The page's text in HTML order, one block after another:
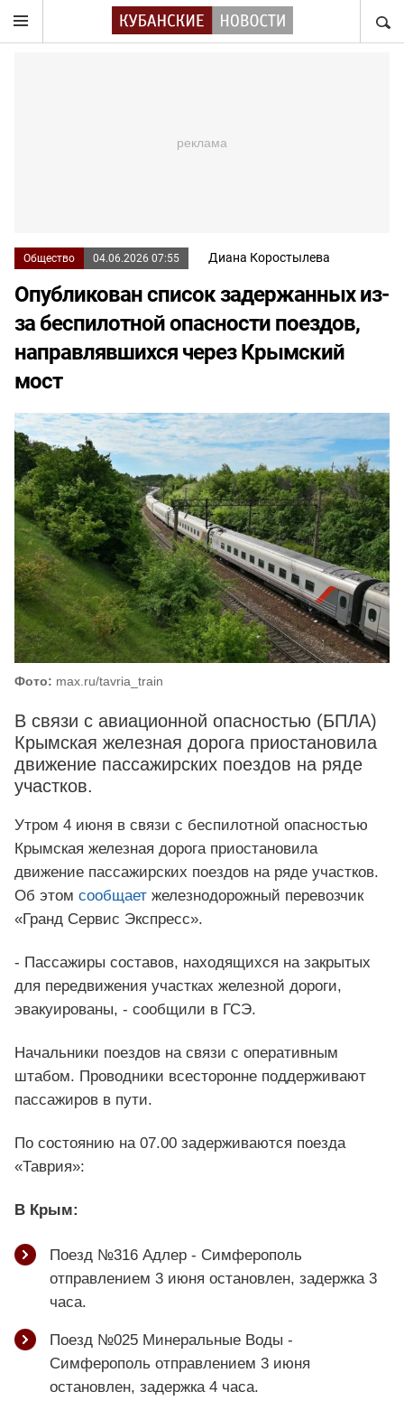
Общество 04.06.2026 07:55 Диана Коростылева
Опубликован список задержанных из-
за беспилотной опасности поездов,
направлявшихся через Крымский
мост
Фото: max.ru/tavria_train
В связи с авиационной опасностью (БПЛА)
Крымская железная дорога приостановила
движение пассажирских поездов на ряде
участков.
Утром 4 июня в связи с беспилотной опасностью
Крымская железная дорога приостановила
движение пассажирских поездов на ряде участков.
Об этом сообщает железнодорожный перевозчик
«Гранд Сервис Экспресс».
- Пассажиры составов, находящихся на закрытых
для передвижения участках железной дороги,
эвакуированы, - сообщили в ГСЭ.
Начальники поездов на связи с оперативным
штабом. Проводники всесторонне поддерживают
пассажиров в пути.
По состоянию на 07.00 задерживаются поезда
«Таврия»:
В Крым:
Поезд №316 Адлер - Симферополь
отправлением 3 июня остановлен, задержка 3
часа.
Поезд №025 Минеральные Воды -
Симферополь отправлением 3 июня
остановлен, задержка 4 часа.